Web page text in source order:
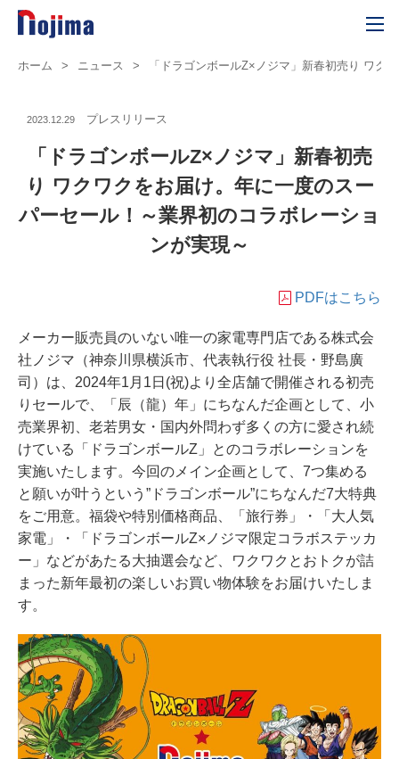
ホーム > ニュース > 「ドラゴンボールZ×ノジマ」新春初売り ワク
2023.12.29 プレスリリース
「ドラゴンボールZ×ノジマ」新春初売
り ワクワクをお届け。年に一度のスー
パーセール！～業界初のコラボレーショ
ンが実現～
PDFはこちら
メーカー販売員のいない唯一の家電専門店である株式会
社ノジマ（神奈川県横浜市、代表執行役 社長・野島廣
司）は、2024年1月1日(祝)より全店舗で開催される初売
りセールで、「辰（龍）年」にちなんだ企画として、小
売業界初、老若男女・国内外問わず多くの方に愛され続
けている「ドラゴンボールZ」とのコラボレーションを
実施いたします。今回のメイン企画として、7つ集める
と願いが叶うという”ドラゴンボール”にちなんだ7大特典
をご用意。福袋や特別価格商品、「旅行券」・「大人気
家電」・「ドラゴンボールZ×ノジマ限定コラボステッカ
ー」などがあたる大抽選会など、ワクワクとおトクが詰
まった新年最初の楽しいお買い物体験をお届けいたしま
す。